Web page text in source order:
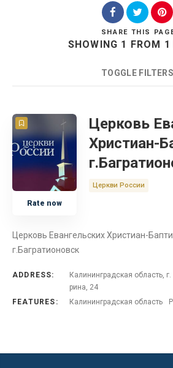
SHARE THIS
SHOWING 1 FROM
TOGGLE FILTERS
COUNT 20
Церковь
Калининградская область
Rate now
Церковь
Христиан-
Церкви России
Церковь Евангельских Христиан-
г.Багратионовск
ADDRESS:
Калининградская область, г.
рина, 24
FEATURES:
Калининградская область